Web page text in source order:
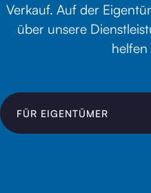
Verkauf. Auf der
über unsere
FÜR EIGENTÜMER